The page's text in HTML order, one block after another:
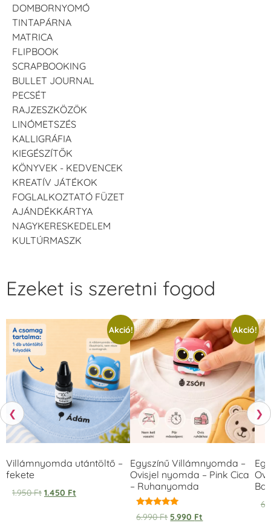
DOMBORNYOMÓ
TINTAPÁRNA
MATRICA
FLIPBOOK
SCRAPBOOKING
BULLET JOURNAL
PECSÉT
RAJZESZKÖZÖK
LINÓMETSZÉS
KALLIGRÁFIA
KIEGÉSZÍTŐK
KÖNYVEK - KEDVENCEK
KREATÍV JÁTÉKOK
FOGLALKOZTATÓ FÜZET
AJÁNDÉKKÁRTYA
NAGYKERESKEDELEM
KULTÚRMASZK
❮
Ezeket is szeretni fogod
Akció!
Villámnyomda utántöltő –
fekete
1.950Ft 1.450 Ft
Akció!
Egyszínű Villámnyomda –
Ovisjel nyomda – Pink Cica
– Ruhanyomda
Értékelés:
5.00
6.990Ft 5.990 Ft
❯